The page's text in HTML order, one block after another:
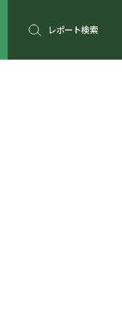
レポート検索